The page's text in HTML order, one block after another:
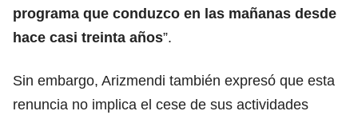
programa que conduzco en las mañanas desde
hace casi treinta años”.
Sin embargo, Arizmendi también expresó que esta
renuncia no implica el cese de sus actividades